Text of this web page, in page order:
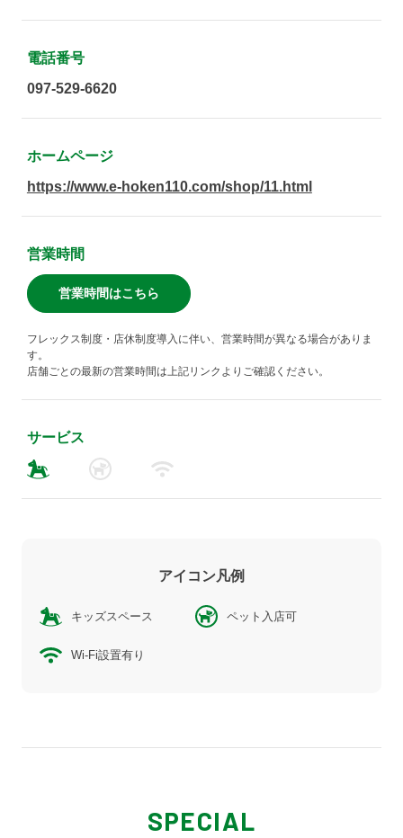
電話番号
097-529-6620
ホームページ
https://www.e-hoken110.com/shop/11.html
営業時間
営業時間はこちら
フレックス制度・店休制度導入に伴い、営業時間が異なる場合がありま
す。
店舗ごとの最新の営業時間は上記リンクよりご確認ください。
サービス
アイコン凡例
キッズスペース ペット入店可
Wi-Fi設置有り
SPECIAL